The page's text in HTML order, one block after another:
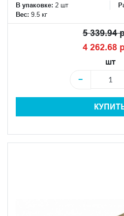
В упаковке: 2 шт
Вес: 9.5 кг
5 339.94
4 262.68
шт
−